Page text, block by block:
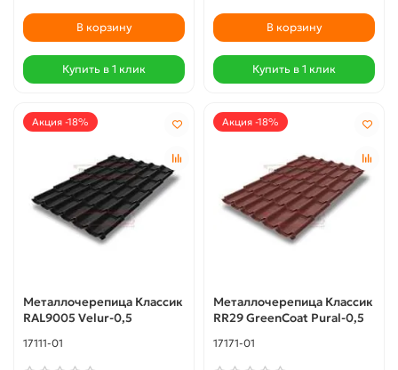
В корзину
Купить в 1 клик
В корзину
Купить в 1 клик
Акция -18%
Металлочерепица Классик
RAL9005 Velur-0,5
17111-01
Акция -18%
Металлочерепица Классик
RR29 GreenCoat Pural-0,5
17171-01